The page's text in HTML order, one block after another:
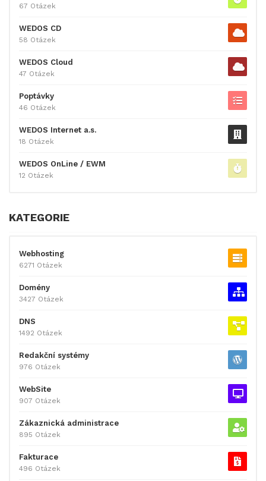
67 Otázek
WEDOS CD
58 Otázek
WEDOS Cloud
47 Otázek
Poptávky
46 Otázek
WEDOS Internet a.s.
18 Otázek
WEDOS OnLine / EWM
12 Otázek
KATEGORIE
Webhosting
6271 Otázek
Domény
3427 Otázek
DNS
1492 Otázek
Redakční systémy
976 Otázek
WebSite
907 Otázek
Zákaznická administrace
895 Otázek
Fakturace
496 Otázek